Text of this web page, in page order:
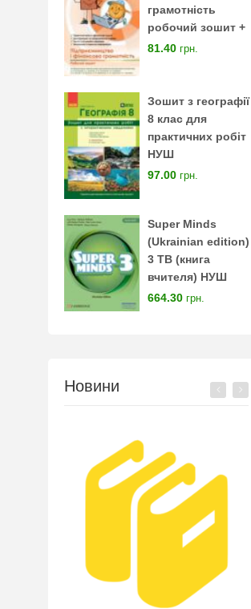
грамотність
робочий зошит +
тестові завдання 8
81.40 грн.
Зошит з географії
8 клас для
практичних робіт
НУШ
97.00 грн.
Super Minds
(Ukrainian edition)
3 TB (книга
вчителя) НУШ
664.30 грн.
Новини